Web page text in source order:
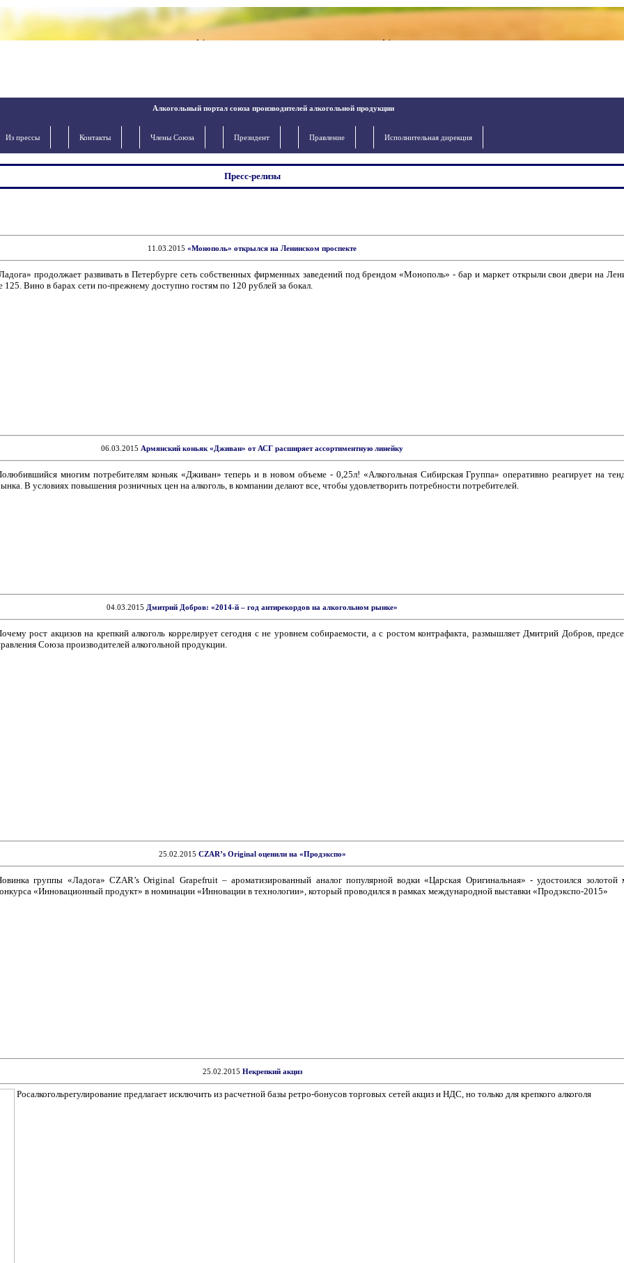
Алкогольный портал союза производителей алкогольной продукции
Из прессы Контакты Члены Cоюза Президент Правление Исполнительная дирекция
Пресс-релизы
11.03.2015 «Монополь» открылся на Ленинском проспекте
продолжает развивать в Петербурге сеть собственных фирменных заведений под брендом «Монополь» - бар и маркет открыли свои двери на
125. Вино в барах сети по-прежнему доступно гостям по 120 рублей за бокал.
06.03.2015 Армянский коньяк «Дживан» от АСГ расширяет ассортиментную линейку
многим потребителям коньяк «Дживан» теперь и в новом объеме - 0,25л! «Алкогольная Сибирская Группа» оперативно реагирует на
В условиях повышения розничных цен на алкоголь, в компании делают все, чтобы удовлетворить потребности потребителей.
04.03.2015 Дмитрий Добров: «2014-й – год антирекордов на алкогольном рынке»
рост акцизов на крепкий алкоголь коррелирует сегодня с не уровнем собираемости, а с ростом контрафакта, размышляет Дмитрий Добров,
Союза производителей алкогольной продукции.
25.02.2015 CZAR’s Original оценили на «Продэкспо»
группы «Ладога» CZAR’s Original Grapefruit – ароматизированный аналог популярной водки «Царская Оригинальная» - удостоился золотой
«Инновационный продукт» в номинации «Инновации в технологии», который проводился в рамках международной выставки «Продэкспо-2015»
25.02.2015 Некрепкий акциз
Росалкогольрегулирование предлагает исключить из расчетной базы ретро-бонусов торговых сетей акциз и НДС, но только для крепкого алкоголя